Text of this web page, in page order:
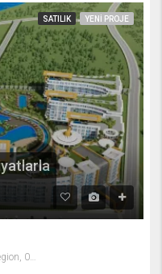
SATILIK YENI PROJE
Türkler, Alanya, Antalya, Mediterranean Region, 07410, Turkey